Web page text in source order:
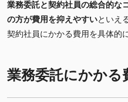
す。 フリーランスの業務委託は職
る違いは大きいものの、週1日～3
がかかるケースが多くなっていま
です。業務委託にかかるコストを
は、まずはこの数字を念頭に置い
業務委託と契約社員の総合的な
の方が費用を抑えやすいといえ
契約社員にかかる費用を具体的
業務委託にかかる